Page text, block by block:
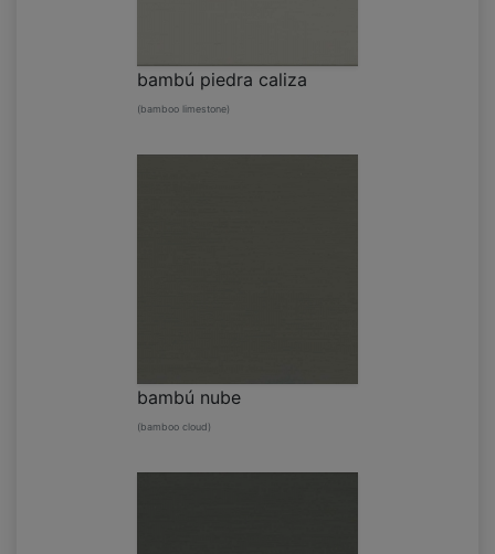
bambú piedra caliza
(bamboo limestone)
bambú nube
(bamboo cloud)